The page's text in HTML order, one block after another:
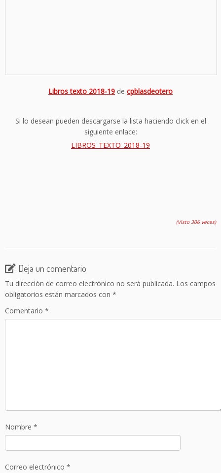
Libros texto 2018-19 de cpblasdeotero
Si lo desean pueden descargarse la lista haciendo click en el
siguiente enlace:
LIBROS_TEXTO_2018-19
(Visto 306 veces)
Deja un comentario
Tu dirección de correo electrónico no será publicada. Los campos
obligatorios están marcados con *
Comentario *
Nombre *
Correo electrónico *